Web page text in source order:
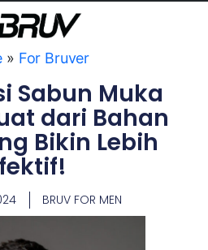
» For Bruver
Sabun Muka
dari Bahan
Bikin Lebih
BRUV FOR MEN